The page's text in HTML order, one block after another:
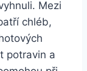
Mezi
chléb,
potravin a